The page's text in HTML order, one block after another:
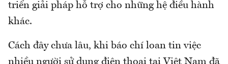
triển giải pháp hỗ trợ cho những hệ điều hành
khác.
Cách đây chưa lâu, khi báo chí loan tin việc